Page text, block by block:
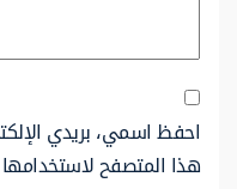
احفظ اسمي، بريدي
هذا المتصفح